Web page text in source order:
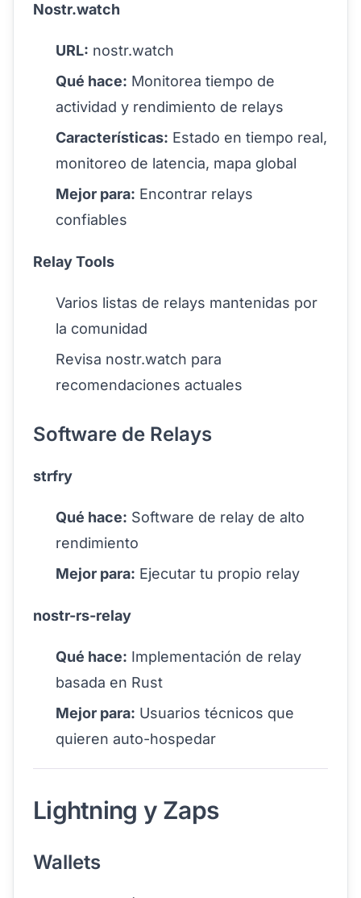
Nostr.watch
URL: nostr.watch
Qué hace: Monitorea tiempo de
actividad y rendimiento de relays
Características: Estado en tiempo real,
monitoreo de latencia, mapa global
Mejor para: Encontrar relays
confiables
Relay Tools
Varios listas de relays mantenidas por
la comunidad
Revisa nostr.watch para
recomendaciones actuales
Software de Relays
strfry
Qué hace: Software de relay de alto
rendimiento
Mejor para: Ejecutar tu propio relay
nostr-rs-relay
Qué hace: Implementación de relay
basada en Rust
Mejor para: Usuarios técnicos que
quieren auto-hospedar
Lightning y Zaps
Wallets